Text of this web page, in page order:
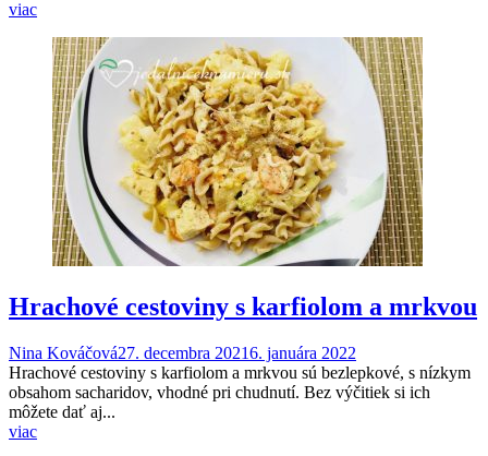
viac
Hrachové cestoviny s karfiolom a mrkvou
Nina Kováčová27. decembra 20216. januára 2022
Hrachové cestoviny s karfiolom a mrkvou sú bezlepkové, s nízkym
obsahom sacharidov, vhodné pri chudnutí. Bez výčitiek si ich
môžete dať aj...
viac